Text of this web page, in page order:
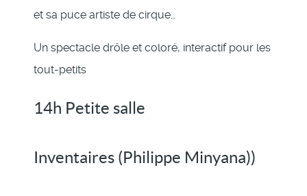
et sa puce artiste de cirque…
Un spectacle drôle et coloré, interactif pour les
tout-petits
14h Petite salle
Inventaires (Philippe Minyana))